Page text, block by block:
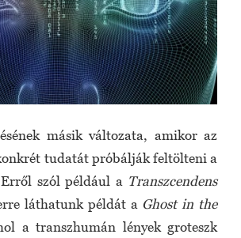
másik változata, amikor az
tudatát próbálják feltölteni a
szól például a Transzcendens
láthatunk példát a Ghost in the
a transzhumán lények groteszk